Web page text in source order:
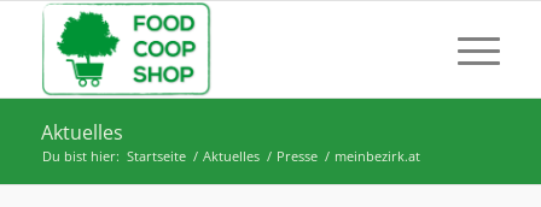
Aktuelles
Du bist hier: Startseite / Aktuelles / Presse / meinbezirk.at